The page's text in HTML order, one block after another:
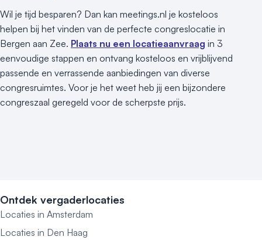
Wil je tijd besparen? Dan kan meetings.nl je kosteloos
helpen bij het vinden van de perfecte congreslocatie in
Bergen aan Zee. Plaats nu een locatieaanvraag in 3
eenvoudige stappen en ontvang kosteloos en vrijblijvend
passende en verrassende aanbiedingen van diverse
congresruimtes. Voor je het weet heb jij een bijzondere
congreszaal geregeld voor de scherpste prijs.
Ontdek vergaderlocaties
Locaties in Amsterdam
Locaties in Den Haag